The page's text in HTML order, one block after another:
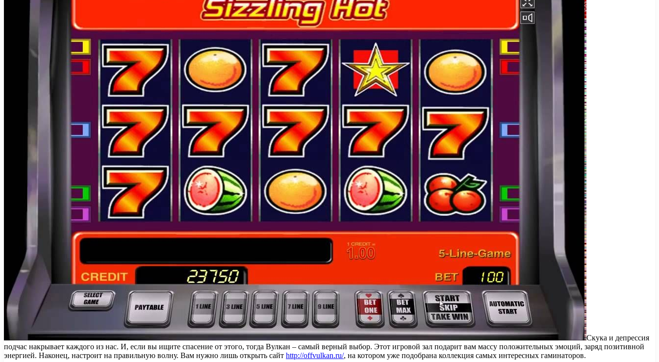
Скука и депрессия
подчас накрывает каждого из нас. И, если вы ищите спасение от этого, тогда Вулкан – самый верный выбор. Этот игровой зал подарит вам массу положительных эмоций, заряд позитивной
энергией. Наконец, настроит на правильную волну. Вам нужно лишь открыть сайт http://offvulkan.ru/, на котором уже подобрана коллекция самых интересных гаминаторов.